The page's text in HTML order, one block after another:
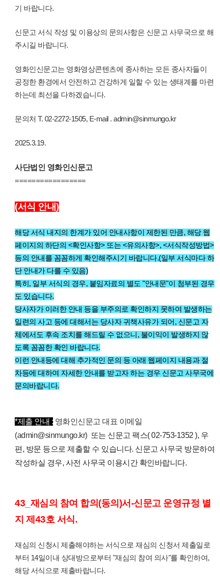
기 바랍니다.
신문고 서식 작성 및 이용상의 문의사항은 신문고 사무국으로 해
주시길 바랍니다.
영화인신문고는 영화영상콘텐츠에 종사하는 모든 종사자들이
공정한 환경에서 안전하고 건강하게 일할 수 있는 생태계를 마련
하는데 최선을 다하겠습니다.
문의처 T. 02-2272-1505, E-mail . admin@sinmungo.kr
2025.3.19.
사단법인 영화인신문고
=================
(서식 안내)
해당 서식 내지의 한계가 있어 안내사항이 제한된 만큼, 해당 웹
페이지의 하단의 <확인사항> 또는 <유의사항>, <서식작성방법>
등의 안내를 꼼꼼하게 확인해주시기 바랍니다.(일부 서식마다 하
단 안내가 다를 수 있음)
특히, 일부 서식의 경우, 붙임자료의 별도 "안내문"이 첨부된 경우
도 있습니다.
당사자가 이러한 안내 등을 부주의로 확인하지 못하여 발생하는
일련의 사고 등에 대해서는 당사자 귀책사유가 되어, 신문고 자
체에서도 후속 조치를 해드릴 수 없으니, 불이익이 발생하지 않
도록 꼼꼼한 확인 바랍니다.
이런 안내등에 대해 추가적인 문의 등 아래 웹페이지 내용과 절
차등에 대하여 자세한 안내를 받고자 하는 경우 신문고 사무국에
문의바랍니다.
*제출 안내 : 영화인신문고 대표 이메일
(admin@sinmungo.kr) 또는 신문고 팩스( 02-753-1352 ), 우
편, 방문 등으로 제출할 수 있습니다. 신문고 사무국 방문하여
작성하실 경우, 사전 사무국 이용시간 확인바랍니다.
43_재심의 참여 합의(동의)서-신문고 운영규정 별
지 제43호 서식.
재심의 신청시 제출해야하는 서식으로 재심의 신청서 제출일로
부터 14일이내 상대방으로부터 "재심의 참여 의사"를 확인하여,
해당 서식으로 제출바랍니다.